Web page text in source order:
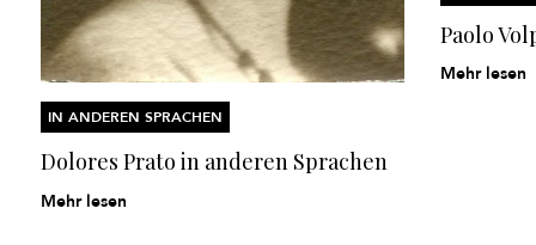
IN ANDEREN SPRACHEN
Dolores Prato in anderen Sprachen
Mehr lesen
Paolo
Mehr lesen